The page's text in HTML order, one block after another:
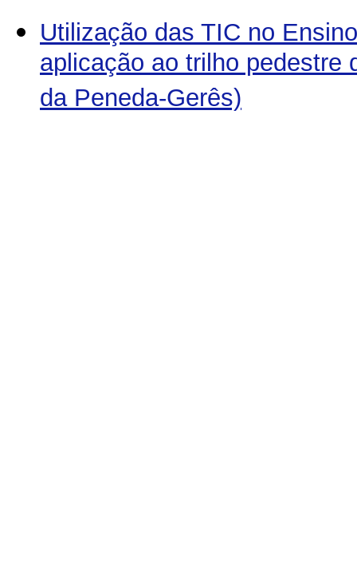
Utilização das TIC no
aplicação ao trilho pedestre
da Peneda-Gerês)